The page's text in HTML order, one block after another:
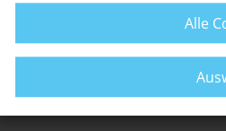
und du davon betroffen bist,
erstatte Anzeige bei der Polizei.
nehmen kannst.
Alle